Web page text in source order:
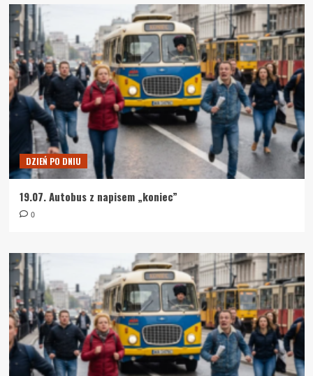
DZIEŃ PO DNIU
19.07. Autobus z napisem „koniec”
0